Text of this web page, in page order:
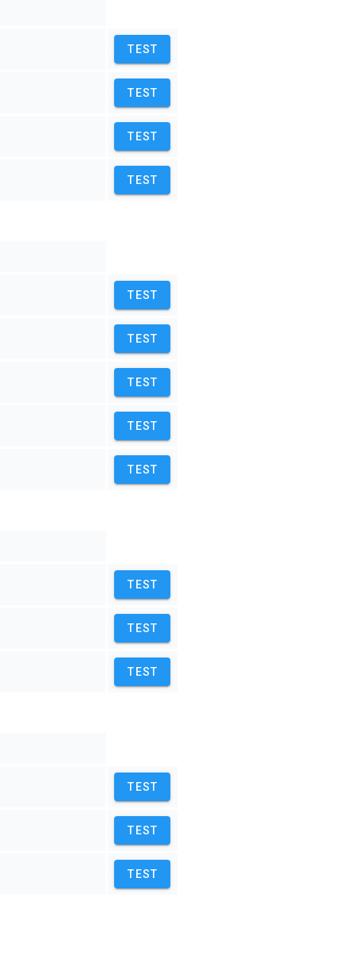
TEST
TEST
TEST
TEST
TEST
TEST
TEST
TEST
TEST
TEST
TEST
TEST
TEST
TEST
TEST